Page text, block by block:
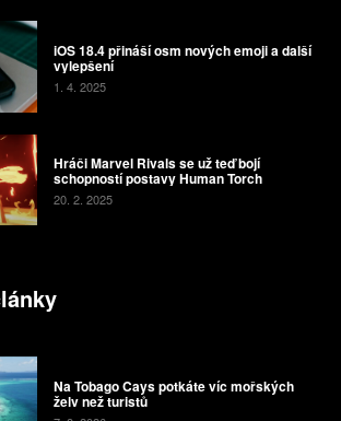
iOS 18.4 přináší osm nových emoji a další
vylepšení
1. 4. 2025
Hráči Marvel Rivals se už teď bojí
schopností postavy Human Torch
20. 2. 2025
Na Tobago Cays potkáte víc mořských
želv než turistů